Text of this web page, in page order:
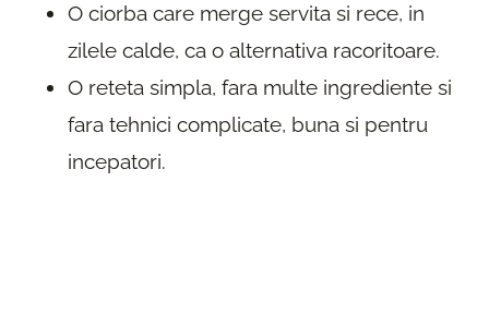
O ciorba care merge servita si rece, in
zilele calde, ca o alternativa racoritoare.
O reteta simpla, fara multe ingrediente si
fara tehnici complicate, buna si pentru
incepatori.